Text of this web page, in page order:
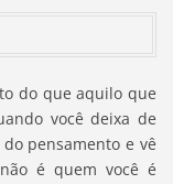
do que aquilo que
você deixa de
pensamento e vê
é quem você é